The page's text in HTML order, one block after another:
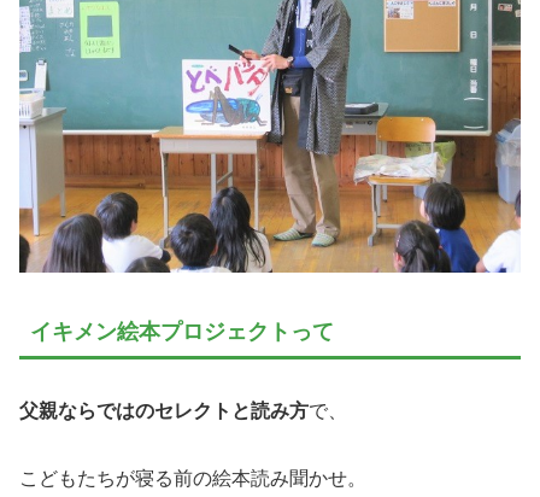
イキメン絵本プロジェクトって
父親ならではのセレクトと読み方で、
こどもたちが寝る前の絵本読み聞かせ。